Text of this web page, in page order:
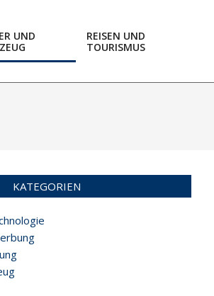
UND
REISEN UND
TOURISMUS
KATEGORIEN